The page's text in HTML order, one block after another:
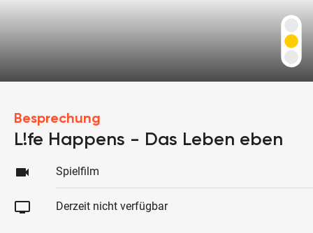
Besprechung
L!fe Happens - Das Leben eben
videocam Spielfilm
tv Derzeit nicht verfügbar